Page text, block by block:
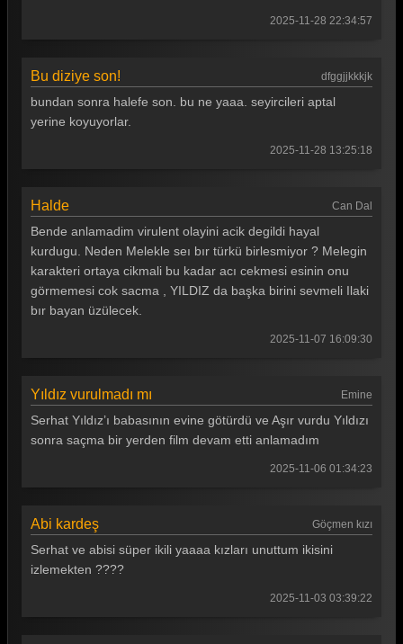
2025-11-28 22:34:57
Bu diziye son! dfggjjkkkjk
bundan sonra halefe son. bu ne yaaa. seyircileri aptal
yerine koyuyorlar.
2025-11-28 13:25:18
Halde Can Dal
Bende anlamadim virulent olayini acik degildi hayal
kurdugu. Neden Melekle seı bır türkü birlesmiyor ? Melegin
karakteri ortaya cikmali bu kadar acı cekmesi esinin onu
görmemesi cok sacma , YILDIZ da başka birini sevmeli Ilaki
bır bayan üzülecek.
2025-11-07 16:09:30
Yıldız vurulmadı mı Emine
Serhat Yıldız’ı babasının evine götürdü ve Aşır vurdu Yıldızı
sonra saçma bir yerden film devam etti anlamadım
2025-11-06 01:34:23
Abi kardeş Göçmen kızı
Serhat ve abisi süper ikili yaaaa kızları unuttum ikisini
izlemekten ????
2025-11-03 03:39:22